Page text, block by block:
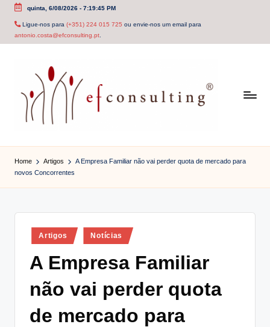
Skip
quinta, 6/08/2026- 7:19:46 PM
Ligue-nos para (+351) 224 015 725 ou envie-nos um email para
antonio.costa@efconsulting.pt.
f
Home Artigos
A Empresa Familiar não vai perder quota de mercado para
novos Concorrentes
Posted
in
Artigos Notícias
A Empresa Familiar
não vai perder quota
de mercado para